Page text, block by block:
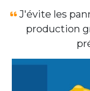
J'évite les
production